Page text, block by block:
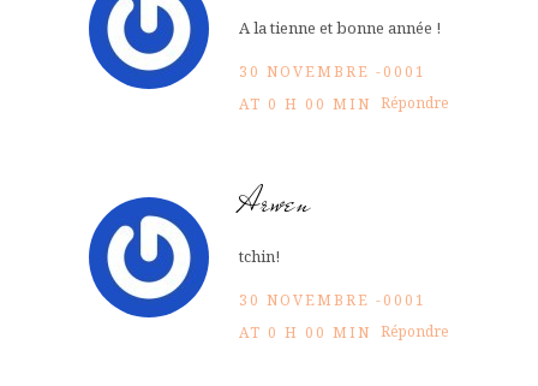
A la tienne et bonne année !
30 NOVEMBRE -0001
AT 0 H 00 MIN Répondre
Arwen
tchin!
30 NOVEMBRE -0001
AT 0 H 00 MIN Répondre